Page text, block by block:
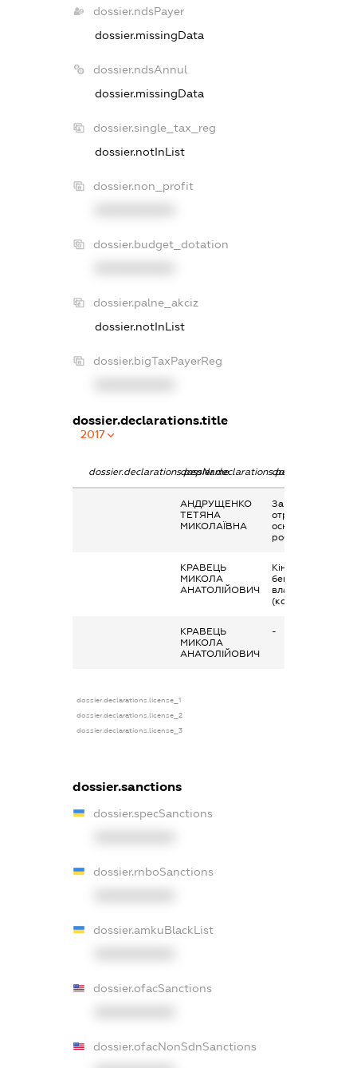
dossier.ndsPayer
dossier.missingData
dossier.ndsAnnul
dossier.missingData
dossier.single_tax_reg
dossier.notInList
dossier.non_profit
dossier.budget_dotation
dossier.palne_akciz
dossier.notInList
dossier.bigTaxPayerReg
dossier.declarations.title
2017
dossier.declarations.pepNamedossier.declarations.personName
АНДРУЩЕНКО
ТЕТЯНА
МИКОЛАЇВНА
Заробітна плата
отримана за
основним місцем
роботи
КРАВЕЦЬ
МИКОЛА
АНАТОЛІЙОВИЧ
Кінцевий
бенефіціарний
власник
(контролер)
КРАВЕЦЬ
МИКОЛА
АНАТОЛІЙОВИЧ
-
dossier.declarations.license_1
dossier.declarations.license_2
dossier.declarations.license_3
dossier.sanctions
dossier.specSanctions
dossier.rnboSanctions
dossier.amkuBlackList
dossier.ofacSanctions
dossier.ofacNonSdnSanctions